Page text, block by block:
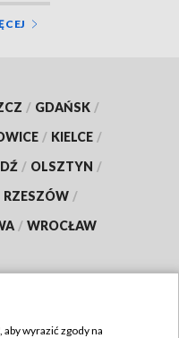
/ GDAŃSK /
/ KIELCE /
/ OLSZTYN /
RZESZÓW /
/ WROCŁAW
wyrazić zgody na